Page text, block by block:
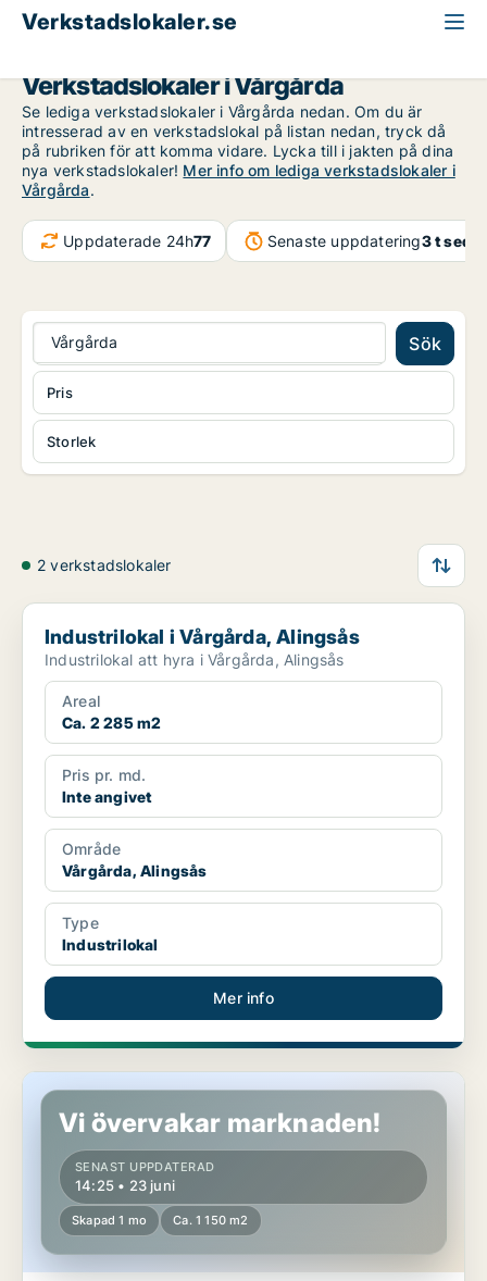
Verkstadslokaler.se
Verkstadslokaler i Vårgårda
Se lediga verkstadslokaler i Vårgårda nedan. Om du är
intresserad av en verkstadslokal på listan nedan, tryck då
på rubriken för att komma vidare. Lycka till i jakten på dina
nya verkstadslokaler! Mer info om lediga verkstadslokaler i
Vårgårda.
Uppdaterade 24h77 Senaste uppdatering3 t
Vårgårda Sök
Storlek
Pris
2 verkstadslokaler
Industrilokal i Vårgårda, Alingsås
Industrilokal i Vårgårda, Alingsås
Industrilokal att hyra i Vårgårda, Alingsås
Areal
Ca. 2 285 m2
Pris pr. md.
Inte angivet
Område
Vårgårda, Alingsås
Type
Industrilokal
Mer info
Lager i Vårgårda
Vi övervakar marknaden!
SENAST UPPDATERAD
14:25 • 23 juni
Skapad 1 mo Ca. 1 150 m2